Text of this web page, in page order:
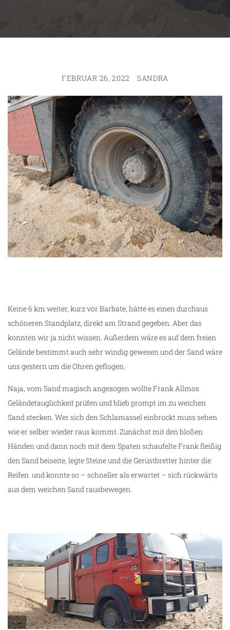
FEBRUAR 26, 2022 SANDRA
Keine 6 km weiter, kurz vor Barbate, hätte es einen durchaus
schöneren Standplatz, direkt am Strand gegeben. Aber das
konnten wir ja nicht wissen. Außerdem wäre es auf dem freien
Gelände bestimmt auch sehr windig gewesen und der Sand wäre
uns gestern um die Ohren geflogen.
Naja, vom Sand magisch angezogen wollte Frank Allmos
Geländetauglichkeit prüfen und blieb prompt im zu weichen
Sand stecken. Wer sich den Schlamassel einbrockt muss sehen
wie er selber wieder raus kommt. Zunächst mit den bloßen
Händen und dann noch mit dem Spaten schaufelte Frank fleißig
den Sand beiseite, legte Steine und die Gerüstbretter hinter die
Reifen und konnte so – schneller als erwartet – sich rückwärts
aus dem weichen Sand rausbewegen.